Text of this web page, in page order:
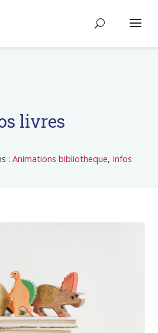
livres
:Animations bibliotheque, Infos